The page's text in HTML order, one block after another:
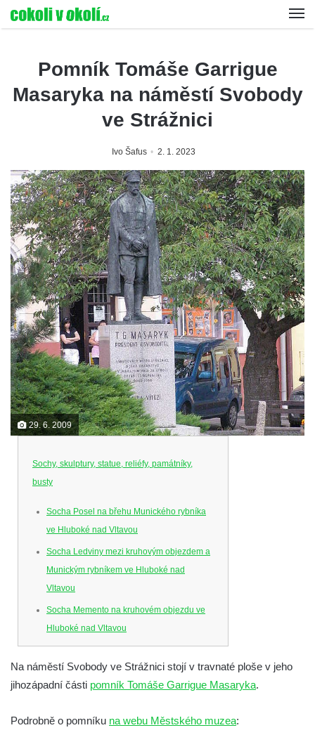
Pomník Tomáše Garrigue
Masaryka na náměstí Svobody
ve Strážnici
Ivo Šafus 2. 1. 2023
29. 6. 2009
Sochy, skulptury, statue, reliéfy, památníky,
busty
Socha Posel na břehu Munického rybníka
ve Hluboké nad Vltavou
Socha Ledviny mezi kruhovým objezdem a
Munickým rybníkem ve Hluboké nad
Vltavou
Socha Memento na kruhovém objezdu ve
Hluboké nad Vltavou
Socha Chalikotérium v ZOO Hluboká
Socha Smilodon v ZOO Hluboká
Socha Veledaněk v ZOO Hluboká
Socha Koroun bezzubý v ZOO Hluboká
Na náměstí Svobody ve Strážnici stojí v travnaté ploše v jeho
jihozápadní části pomník Tomáše Garrigue Masaryka.
Podrobně o pomníku na webu Městského muzea: